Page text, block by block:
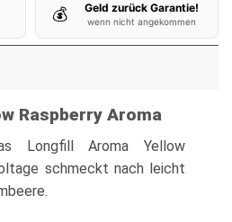
💰 Geld zurück Garantie!
wenn nicht angekommen
Raspberry Aroma
Longfill Aroma Yellow
schmeckt nach leicht